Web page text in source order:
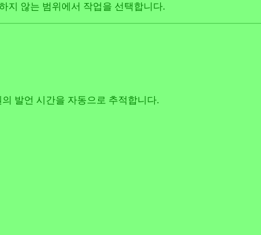
지 않는 범위에서 작업을 선택합니다.
발언 시간을 자동으로 추적합니다.